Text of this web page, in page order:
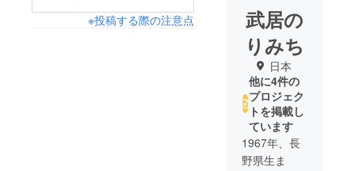
※投稿する際の注意点
武居の
りみち
日本
他に4件の
プロジェク
トを掲載し
ています
1967年、長
野県生ま